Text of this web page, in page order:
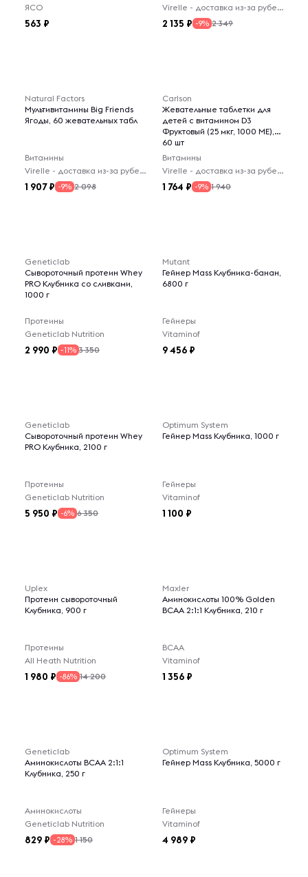
ЯСО
563
Virelle - доставка из-за рубежа
2 135 -9% 2 349
Natural Factors
Мультивитамины Big Friends
Ягоды, 60 жевательных табл
Витамины
Virelle - доставка из-за рубежа
1 907 -9% 2 098
Carlson
Жевательные таблетки для
детей с витамином D3
Фруктовый (25 мкг, 1000 МЕ),
60 шт
Витамины
Virelle - доставка из-за рубежа
1 764 -9% 1 940
Geneticlab
Сывороточный протеин Whey
PRO Клубника со сливками,
1000 г
Протеины
Geneticlab Nutrition
2 990 -11% 3 350
Mutant
Гейнер Mass Клубника-банан,
6800 г
Гейнеры
Vitaminof
9 456
Geneticlab
Сывороточный протеин Whey
PRO Клубника, 2100 г
Протеины
Geneticlab Nutrition
5 950 -6% 6 350
Optimum System
Гейнер Mass Клубника, 1000 г
Гейнеры
Vitaminof
1 100
Uplex
Протеин сывороточный
Клубника, 900 г
Протеины
All Heath Nutrition
1 980 -86% 14 200
Maxler
Аминокислоты 100% Golden
BCAA 2:1:1 Клубника, 210 г
BCAA
Vitaminof
1 356
Geneticlab
Аминокислоты BCAA 2:1:1
Клубника, 250 г
Аминокислоты
Geneticlab Nutrition
829 -28% 1 150
Optimum System
Гейнер Mass Клубника, 5000 г
Гейнеры
Vitaminof
4 989